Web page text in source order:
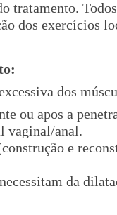
tratamento.
dos exercícios
dos
ou apos a
vaginal/anal.
e
da